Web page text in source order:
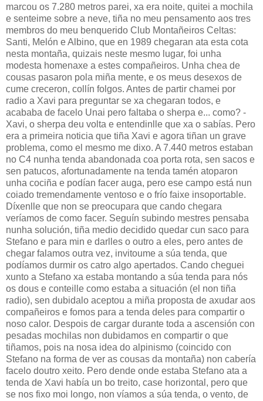
marcou os 7.280 metros parei, xa era noite, quitei a mochila
e senteime sobre a neve, tiña no meu pensamento aos tres
membros do meu benquerido Club Montañeiros Celtas:
Santi, Melón e Albino, que en 1989 chegaran ata esta cota
nesta montaña, quizais neste mesmo lugar, foi unha
modesta homenaxe a estes compañeiros. Unha chea de
cousas pasaron pola miña mente, e os meus desexos de
cume creceron, collín folgos. Antes de partir chamei por
radio a Xavi para preguntar se xa chegaran todos, e
acababa de facelo Unai pero faltaba o sherpa e... como? -
Xavi, o sherpa deu volta e entendinlle que xa o sabías. Pero
era a primeira noticia que tiña Xavi e agora tiñan un grave
problema, como el mesmo me dixo. A 7.440 metros estaban
no C4 nunha tenda abandonada coa porta rota, sen sacos e
sen patucos, afortunadamente na tenda tamén atoparon
unha cociña e podían facer auga, pero ese campo está nun
coiado tremendamente ventoso e o frío faixe insoportable.
Díxenlle que non se preocupara que cando chegara
veríamos de como facer. Seguín subindo mestres pensaba
nunha solución, tiña medio decidido quedar cun saco para
Stefano e para min e darlles o outro a eles, pero antes de
chegar falamos outra vez, invitoume a súa tenda, que
podíamos durmir os catro algo apertados. Cando cheguei
xunto a Stefano xa estaba montando a súa tenda para nós
os dous e conteille como estaba a situación (el non tiña
radio), sen dubidalo aceptou a miña proposta de axudar aos
compañeiros e fomos para a tenda deles para compartir o
noso calor. Despois de cargar durante toda a ascensión con
pesadas mochilas non dubidamos en compartir o que
tiñamos, pois na nosa idea do alpinismo (coincido con
Stefano na forma de ver as cousas da montaña) non cabería
facelo doutro xeito. Pero dende onde estaba Stefano ata a
tenda de Xavi había un bo treito, case horizontal, pero que
se nos fixo moi longo, non víamos a súa tenda, o vento, de